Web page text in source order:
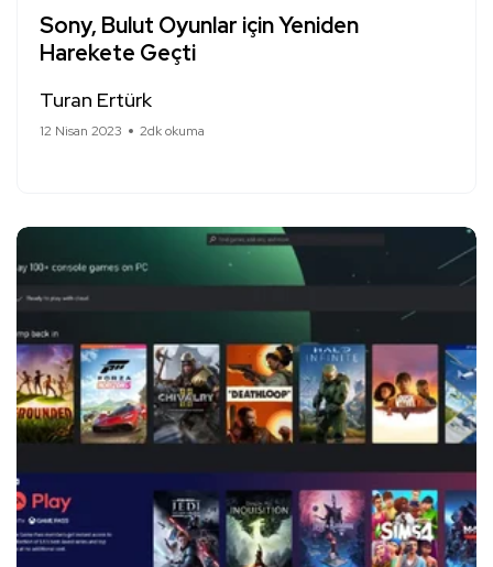
Sony, Bulut Oyunlar için Yeniden
Harekete Geçti
Turan Ertürk
12 Nisan 2023 2dk okuma